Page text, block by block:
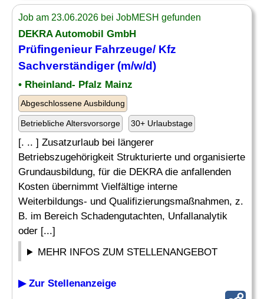
Job am 23.06.2026 bei JobMESH gefunden
DEKRA Automobil GmbH
Prüfingenieur Fahrzeuge/ Kfz
Sachverständiger (m/w/d)
• Rheinland- Pfalz Mainz
Abgeschlossene Ausbildung
Betriebliche Altersvorsorge 30+ Urlaubstage
[. .. ] Zusatzurlaub bei längerer
Betriebszugehörigkeit Strukturierte und organisierte
Grundausbildung, für die DEKRA die anfallenden
Kosten übernimmt Vielfältige interne
Weiterbildungs- und Qualifizierungsmaßnahmen, z.
B. im Bereich Schadengutachten, Unfallanalytik
oder [...]
MEHR INFOS ZUM STELLENANGEBOT
▶ Zur Stellenanzeige